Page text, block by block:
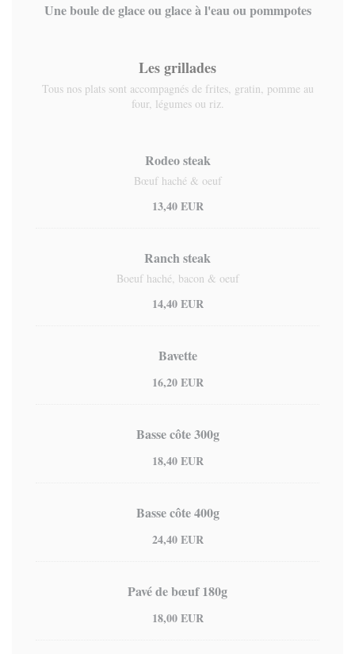
Une boule de glace ou glace à l'eau ou pommpotes
Les grillades
Tous nos plats sont accompagnés de frites, gratin, pomme au
four, légumes ou riz.
Rodeo steak
Bœuf haché & oeuf
13,40 EUR
Ranch steak
Boeuf haché, bacon & oeuf
14,40 EUR
Bavette
16,20 EUR
Basse côte 300g
18,40 EUR
Basse côte 400g
24,40 EUR
Pavé de bœuf 180g
18,00 EUR